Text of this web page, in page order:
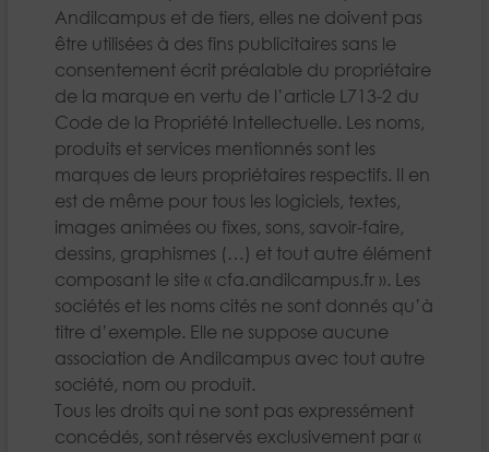
Andilcampus et de tiers, elles ne doivent pas
être utilisées à des fins publicitaires sans le
consentement écrit préalable du propriétaire
de la marque en vertu de l’article L713-2 du
Code de la Propriété Intellectuelle. Les noms,
produits et services mentionnés sont les
marques de leurs propriétaires respectifs. Il en
est de même pour tous les logiciels, textes,
images animées ou fixes, sons, savoir-faire,
dessins, graphismes (…) et tout autre élément
composant le site « cfa.andilcampus.fr ». Les
sociétés et les noms cités ne sont donnés qu’à
titre d’exemple. Elle ne suppose aucune
association de Andilcampus avec tout autre
société, nom ou produit.
Tous les droits qui ne sont pas expressément
concédés, sont réservés exclusivement par «